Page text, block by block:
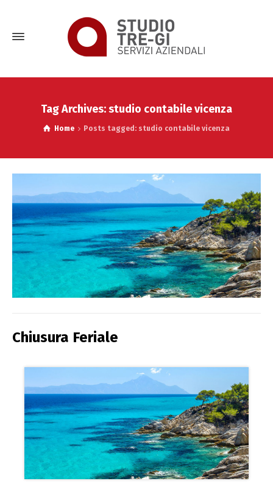
Tag Archives: studio contabile vicenza
Home Posts tagged: studio contabile vicenza
Chiusura Feriale